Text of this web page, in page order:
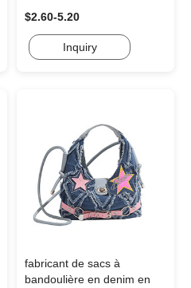
$2.60-5.20
Inquiry
fabricant de sacs à
bandoulière en denim en